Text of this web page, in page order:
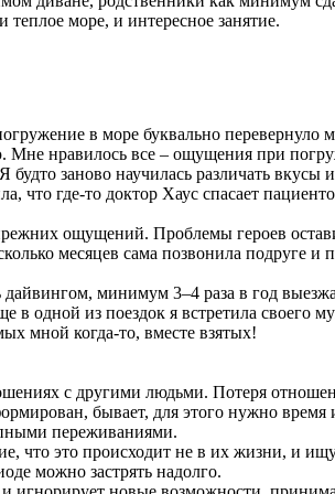
море, и интересное занятие.
в море буквально перевернуло
нравилось все – ощущения при
заново научилась различать
что где-то доктор Хаус спасает
ощущений. Проблемы героев
месяцев сама позвонила подруге и
минимум 3–4 раза в год
одной из поездок я встретила своего
мной когда-то, вместе взятых!
с другими людьми. Потеря
бывает, для этого нужно
переживаниями.
что это происходит не в их жизни, и
можно застрять надолго.